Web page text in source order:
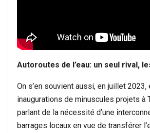
Autoroutes de l’eau: un seul rival,
On s’en souvient aussi, en juillet 2023,
inaugurations de minuscules projets à
parlant de la nécessité d’une
barrages locaux en vue de transférer